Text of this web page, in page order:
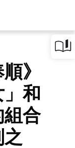
》
和
組合